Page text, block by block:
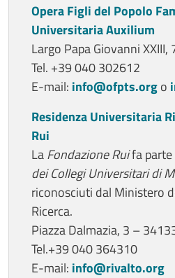
Opera Figli del Popolo
Universitaria Auxilium
Largo Papa Giovanni
Tel. +39 040 302612
E-mail: info@ofpts.orgo
Residenza Universitaria
Rui
LaFondazione Ruifa
dei Collegi Universitari di
riconosciuti dal Ministero
Ricerca.
Piazza Dalmazia, 3 –
Tel.+39 040 364310
E-mail: info@rivalto.org